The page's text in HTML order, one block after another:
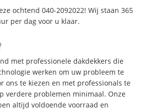
ochtend 040-2092022! Wij staan 365
per dag voor u klaar.
met professionele dakdekkers die
werken om uw probleem te
ons te kiezen en met professionals te
verdere problemen minimaal. Onze
altijd voldoende voorraad en